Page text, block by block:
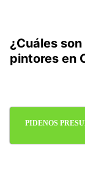
¿Cuáles
pintores en
PIDENOS